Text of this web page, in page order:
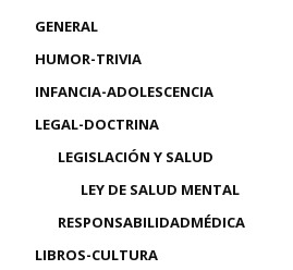
GENERAL
HUMOR-TRIVIA
INFANCIA-ADOLESCENCIA
LEGAL-DOCTRINA
LEGISLACIÓN Y SALUD
LEY DE SALUD MENTAL
RESPONSABILIDADMÉDICA
LIBROS-CULTURA